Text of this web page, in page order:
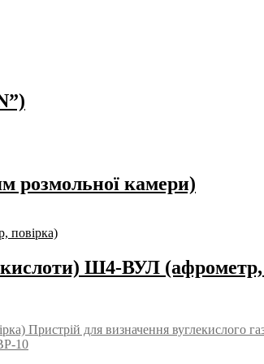
розмольної камери)
Ш4-ВУЛ (афрометр,
Пристрій для визначення вуглекислого
10